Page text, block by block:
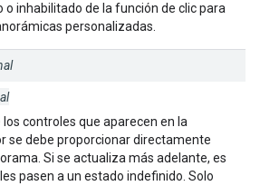
o inhabilitado de la función de clic para
personalizadas.
controles que aparecen en la
se debe proporcionar directamente
Si se actualiza más adelante, es
pasen a un estado indefinido. Solo